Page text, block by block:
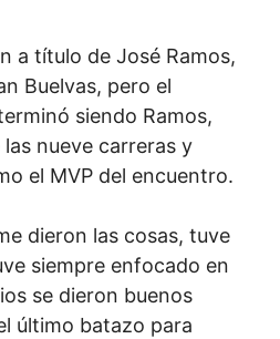
a título de José Ramos,
Buelvas, pero el
siendo Ramos,
nueve carreras y
el MVP del encuentro.
dieron las cosas, tuve
siempre enfocado en
se dieron buenos
último batazo para